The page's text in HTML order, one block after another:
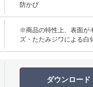
防かび
※商品の特性上、表面が
ズ・たたみジワによる白
ダウンロード